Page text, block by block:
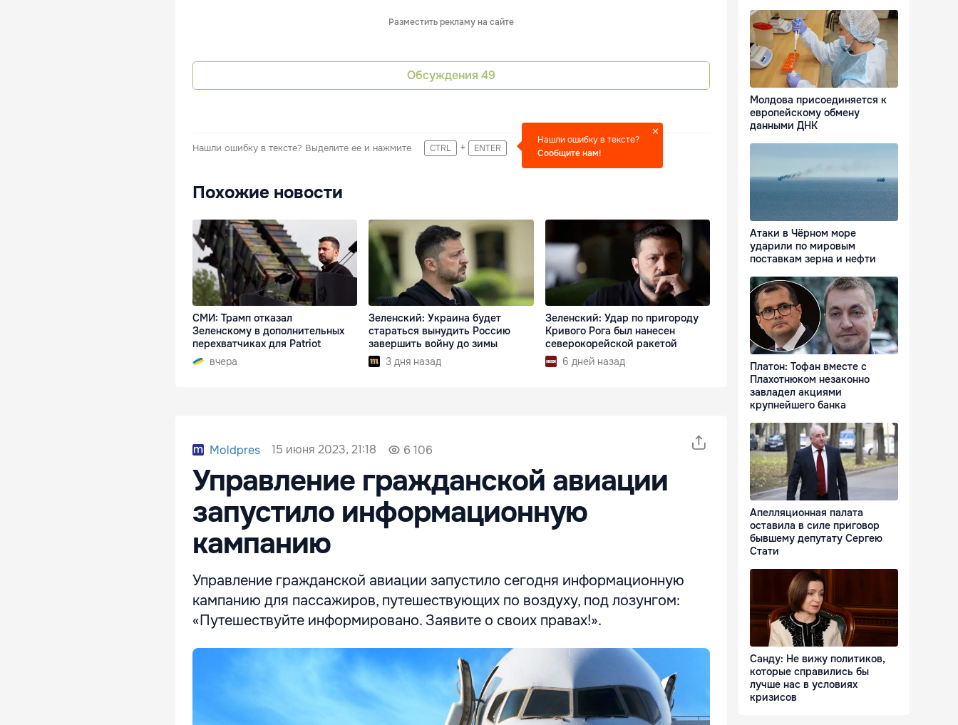
Разместить рекламу на сайте
Обсуждения 49
Нашли ошибку в тексте? Выделите ее и нажмите CTRL + ENTER
Нашли ошибку в тексте?
Сообщите нам!
Похожие новости
СМИ: Трамп отказал
Зеленскому в дополнительных
перехватчиках для Patriot
вчера
Зеленский: Украина будет
стараться вынудить Россию
завершить войну до зимы
3 дня назад
Зеленский: Удар по пригороду
Кривого Рога был нанесен
северокорейской ракетой
6 дней назад
Moldpres 15 июня 2023, 21:18 6 106
Управление гражданской авиации
запустило информационную
кампанию
Управление гражданской авиации запустило сегодня информационную
кампанию для пассажиров, путешествующих по воздуху, под лозунгом:
«Путешествуйте информировано. Заявите о своих правах!».
Молдова присоединяется к
европейскому обмену
данными ДНК
Атаки в Чёрном море
ударили по мировым
поставкам зерна и нефти
Платон: Тофан вместе с
Плахотнюком незаконно
завладел акциями
крупнейшего банка
Апелляционная палата
оставила в силе приговор
бывшему депутату Сергею
Стати
Санду: Не вижу политиков,
которые справились бы
лучше нас в условиях
кризисов